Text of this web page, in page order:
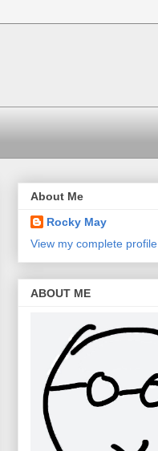
About Me
Rocky May
View my complete profile
ABOUT ME